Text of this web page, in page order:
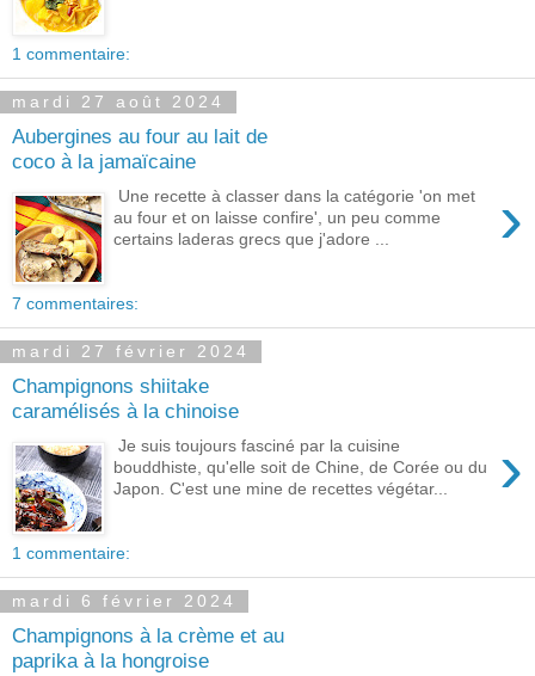
1 commentaire:
mardi 27 août 2024
Aubergines au four au lait de
coco à la jamaïcaine
›
Une recette à classer dans la catégorie 'on met
au four et on laisse confire', un peu comme
certains laderas grecs que j'adore ...
7 commentaires:
mardi 27 février 2024
Champignons shiitake
caramélisés à la chinoise
›
Je suis toujours fasciné par la cuisine
bouddhiste, qu'elle soit de Chine, de Corée ou du
Japon. C'est une mine de recettes végétar...
1 commentaire:
mardi 6 février 2024
Champignons à la crème et au
paprika à la hongroise